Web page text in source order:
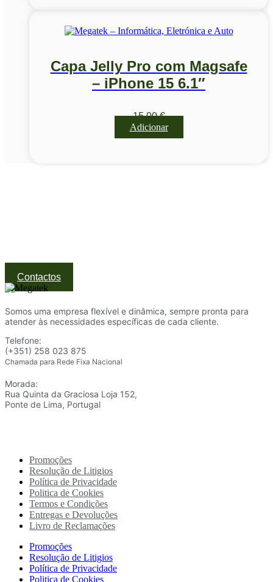
Capa Jelly Pro com Magsafe
– iPhone 15 6.1″
15,00€
Adicionar
Contactos
Somos uma empresa flexível e dinâmica, sempre pronta para
atender às necessidades específicas de cada cliente.
Telefone:
(+351) 258 023 875
Chamada para Rede Fixa Nacional
Morada:
Rua Quinta da Graciosa Loja 152,
Ponte de Lima, Portugal
Promoções
Resolução de Litigios
Política de Privacidade
Politica de Cookies
Termos e Condições
Entregas e Devoluções
Livro de Reclamações
Promoções
Resolução de Litigios
Política de Privacidade
Politica de Cookies